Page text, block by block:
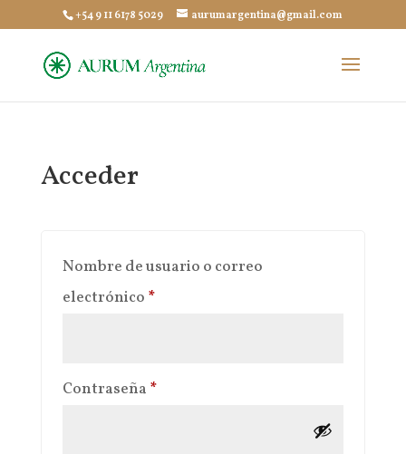
+54 9 11 6178 5029 aurumargentina@gmail.com
Acceder
Nombre de usuario o correo
electrónico *Obligatorio
Contraseña *Obligatorio